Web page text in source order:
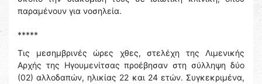
παραμένουν για νοσηλεία.
*****
Τις μεσημβρινές ώρες χθες, στελέχη της Λιμενικής
Αρχής της Ηγουμενίτσας προέβησαν στη σύλληψη δύο
(02) αλλοδαπών, ηλικίας 22 και 24 ετών. Συγκεκριμένα,